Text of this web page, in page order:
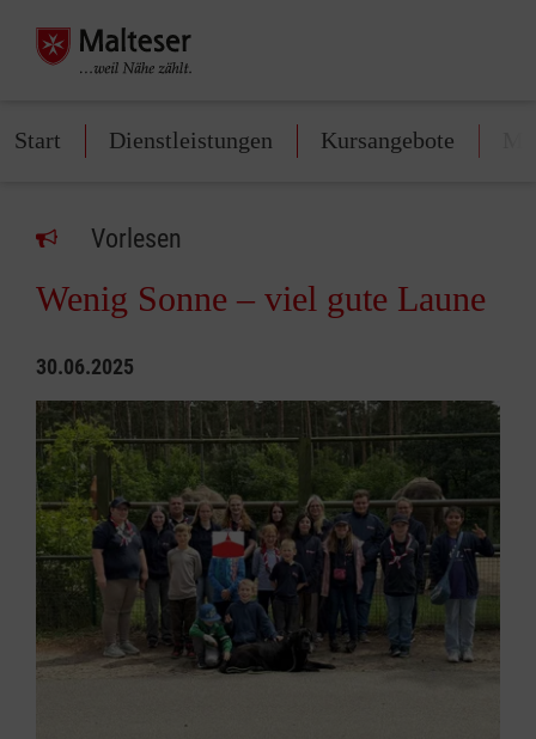
Start Dienstleistungen Kursangebote
Vorlesen
Wenig Sonne – viel gute Laune
30.06.2025